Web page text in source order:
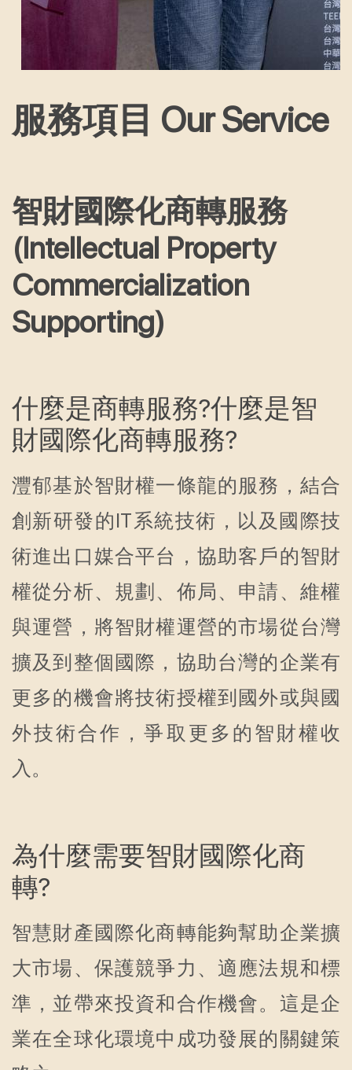
服務項目 Our Service
智財國際化商轉服務
(Intellectual Property
Commercialization
Supporting)
什麼是商轉服務?什麼是智
財國際化商轉服務?
灃郁基於智財權一條龍的服務，結合
創新研發的IT系統技術，以及國際技
術進出口媒合平台，協助客戶的智財
權從分析、規劃、佈局、申請、維權
與運營，將智財權運營的市場從台灣
擴及到整個國際，協助台灣的企業有
更多的機會將技術授權到國外或與國
外技術合作，爭取更多的智財權收
入。
為什麼需要智財國際化商
轉?
智慧財產國際化商轉能夠幫助企業擴
大市場、保護競爭力、適應法規和標
準，並帶來投資和合作機會。這是企
業在全球化環境中成功發展的關鍵策